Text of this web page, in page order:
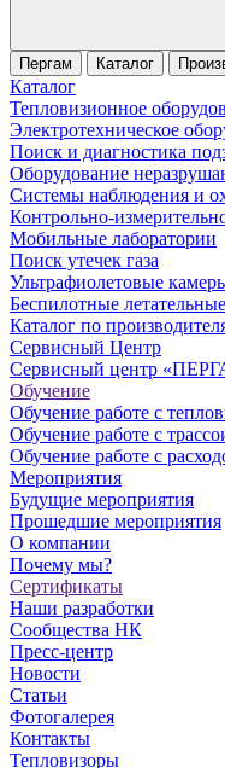
Пергам Каталог
Каталог
Тепловизионное
Электротехническое
Поиск и диагностика
Оборудование
Системы наблюдения и
Контрольно-
Мобильные лаборатории
Поиск утечек газа
Ультрафиолетовые
Беспилотные
Каталог по
Сервисный Центр
Сервисный центр
Обучение
Обучение работе с
Обучение работе с
Обучение работе с
Мероприятия
Будущие мероприятия
Прошедшие мероприятия
О компании
Почему мы?
Сертификаты
Наши разработки
Сообщества НК
Пресс-центр
Новости
Статьи
Фотогалерея
Контакты
Тепловизоры